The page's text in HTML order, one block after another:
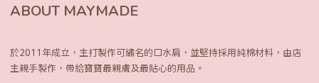
ABOUT MAYMADE
於2011年成立，主打製作可繡名的口水肩， 並堅持採用純棉材料，由店
主親手製作， 帶給寶寶最親膚及最貼心的用品。